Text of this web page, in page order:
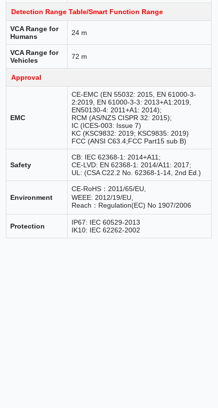
Detection Range Table/Smart Function Range
VCA Range for
Humans
24 m
VCA Range for
Vehicles
72 m
Approval
EMC
CE-EMC (EN 55032: 2015, EN 61000-3-
2:2019, EN 61000-3-3: 2013+A1:2019,
EN50130-4: 2011+A1: 2014);
RCM (AS/NZS CISPR 32: 2015);
IC (ICES-003: Issue 7)
KC (KSC9832: 2019; KSC9835: 2019)
FCC (ANSI C63.4;FCC Part15 sub B)
Safety
CB: IEC 62368-1: 2014+A11;
CE-LVD: EN 62368-1: 2014/A11: 2017;
UL: (CSA C22.2 No. 62368-1-14, 2nd Ed.)
Environment
CE-RoHS：2011/65/EU,
WEEE: 2012/19/EU,
Reach：Regulation(EC) No 1907/2006
Protection
IP67: IEC 60529-2013
IK10: IEC 62262-2002